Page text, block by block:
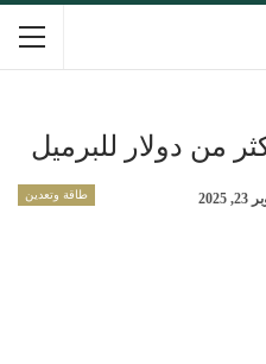
من دولار للبرميل
طاقة وتعدين